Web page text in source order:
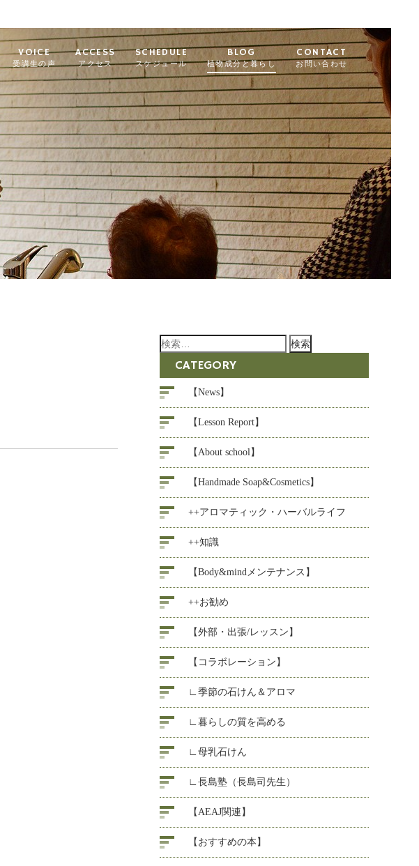
VOICE
受講生の声
ACCESS
アクセス
SCHEDULE
スケジュール
BLOG
植物成分と暮らし
CONTACT
お問い合わせ
検
CATEGORY
【News】
【Lesson Report】
【About school】
【Handmade Soap&Cosmetics】
++アロマティック・ハーバルライフ
++知識
【Body&mindメンテナンス】
++お勧め
【外部・出張/レッスン】
【コラボレーション】
∟季節の石けん＆アロマ
∟暮らしの質を高める
∟母乳石けん
∟長島塾（長島司先生）
【AEAJ関連】
【おすすめの本】